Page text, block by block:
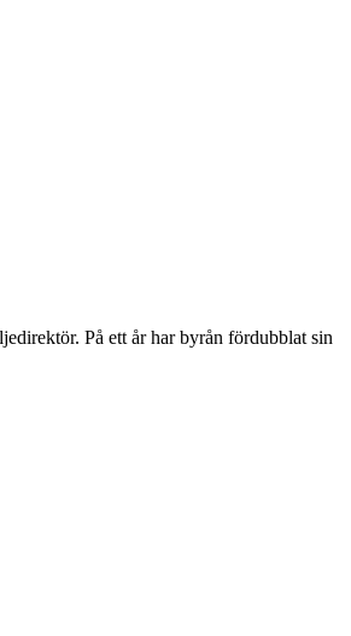
På ett år har byrån fördubblat sin